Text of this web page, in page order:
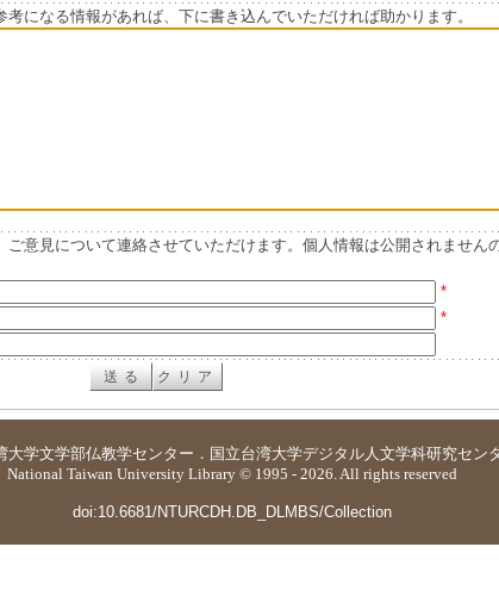
になる情報があれば、下に書き込んでいただければ助かります。
ご意見について連絡させていただけます。個人情報は公開されません
*
*
大学文学部仏教学センター ． 国立台湾大学デジタル人文学科研究セン
National Taiwan University Library © 1995 - 2026. All rights reserved
doi:10.6681/NTURCDH.DB_DLMBS/Collection